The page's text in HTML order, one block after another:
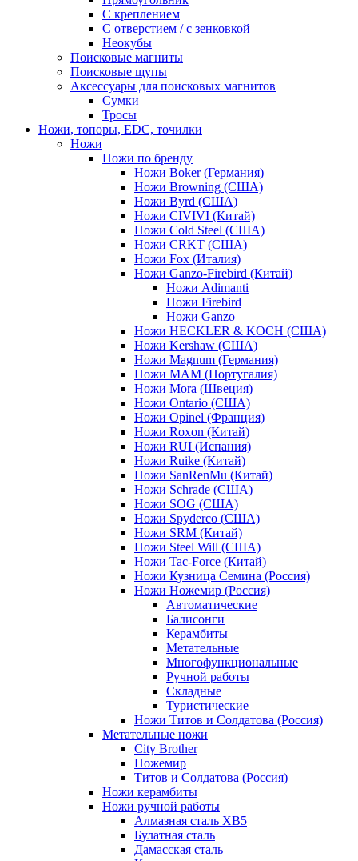
С креплением
С отверстием / с зенковкой
Неокубы
Поисковые магниты
Поисковые щупы
Аксессуары для поисковых магнитов
Сумки
Тросы
Ножи, топоры, EDC, точилки
Ножи
Ножи по бренду
Ножи Boker (Германия)
Ножи Browning (США)
Ножи Byrd (США)
Ножи CIVIVI (Китай)
Ножи Cold Steel (США)
Ножи CRKT (США)
Ножи Fox (Италия)
Ножи Ganzo-Firebird (Китай)
Ножи Adimanti
Ножи Firebird
Ножи Ganzo
Ножи HECKLER & KOCH (США)
Ножи Kershaw (США)
Ножи Magnum (Германия)
Ножи MAM (Португалия)
Ножи Mora (Швеция)
Ножи Ontario (США)
Ножи Opinel (Франция)
Ножи Roxon (Китай)
Ножи RUI (Испания)
Ножи Ruike (Китай)
Ножи SanRenMu (Китай)
Ножи Schrade (США)
Ножи SOG (США)
Ножи Spyderco (США)
Ножи SRM (Китай)
Ножи Steel Will (США)
Ножи Tac-Force (Китай)
Ножи Кузница Семина (Россия)
Ножи Ножемир (Россия)
Автоматические
Балисонги
Керамбиты
Метательные
Многофункциональные
Ручной работы
Складные
Туристические
Ножи Титов и Солдатова (Россия)
Метательные ножи
City Brother
Ножемир
Титов и Солдатова (Россия)
Ножи керамбиты
Ножи ручной работы
Алмазная сталь ХВ5
Булатная сталь
Дамасская сталь